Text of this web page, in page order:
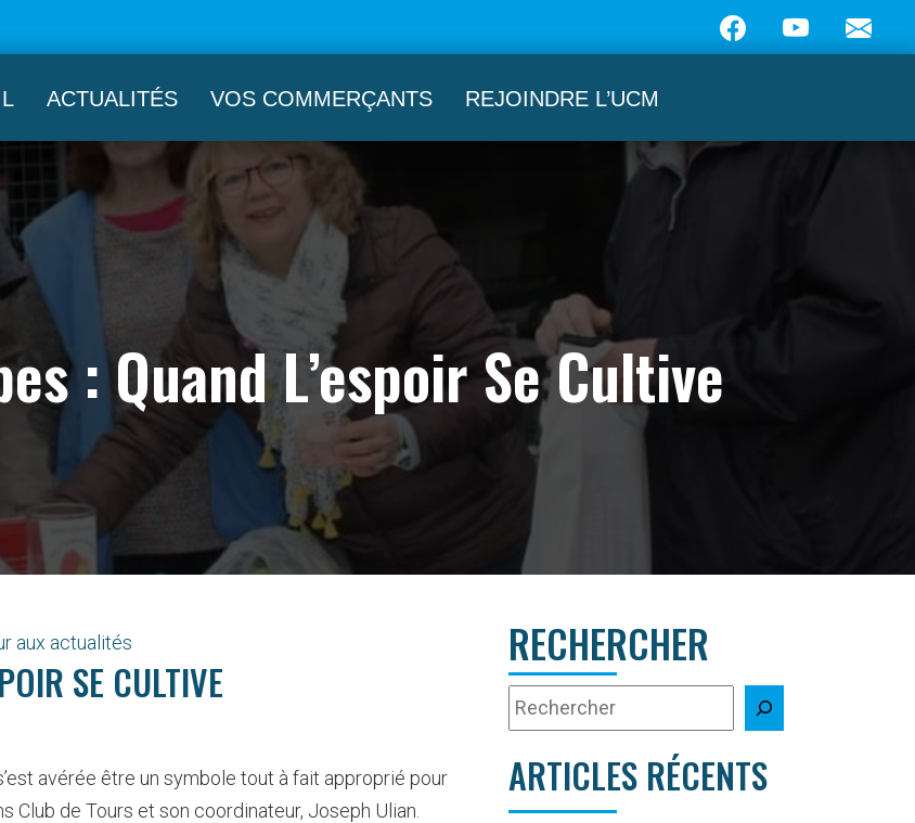
ACTUALITÉS VOS COMMERÇANTS REJOINDRE L’UCM
: Quand L’espoir Se Cultive
aux actualités
SE CULTIVE
avérée être un symbole tout à fait approprié pour
Club de Tours et son coordinateur, Joseph Ulian.
RECHERCHER
ARTICLES RÉCENTS